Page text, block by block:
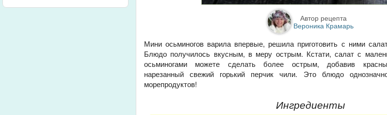
Автор рецепта
Вероника Крамарь
Мини осьминогов варила впервые, решила приготовить с ними
Блюдо получилось вкусным, в меру острым. Кстати, салат с
осьминогами можете сделать более острым, добавив
нарезанный свежий горький перчик чили. Это блюдо
морепродуктов!
Ингредиенты